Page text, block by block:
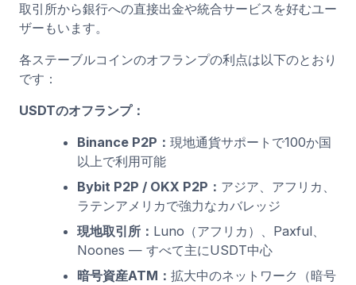
取引所から銀行への直接出金や統合サービスを好むユー
ザーもいます。
各ステーブルコインのオフランプの利点は以下のとおり
です：
USDTのオフランプ：
Binance P2P： 現地通貨サポートで100か国
以上で利用可能
Bybit P2P / OKX P2P： アジア、アフリカ、
ラテンアメリカで強力なカバレッジ
現地取引所： Luno（アフリカ）、Paxful、
Noones — すべて主にUSDT中心
暗号資産ATM： 拡大中のネットワーク（暗号